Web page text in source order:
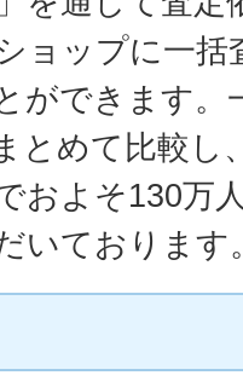
ョップに一括
ができます。
とめて比較し
およそ130万
いております